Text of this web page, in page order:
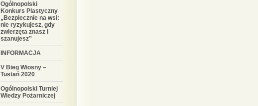
Ogólnopolski
Konkurs Plastyczny
„Bezpiecznie na wsi:
nie ryzykujesz, gdy
zwierzęta znasz i
szanujesz”
INFORMACJA
V Bieg Wiosny –
Tustań 2020
Ogólnopolski Turniej
Wiedzy Pożarniczej